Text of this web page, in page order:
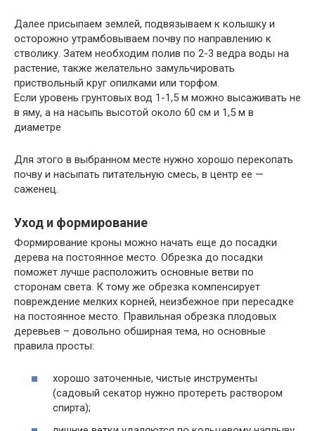
Далее присыпаем землей, подвязываем к колышку и
осторожно утрамбовываем почву по направлению к
стволику. Затем необходим полив по 2-3 ведра воды на
растение, также желательно замульчировать
приствольный круг опилками или торфом.
Если уровень грунтовых вод 1-1,5 м можно высаживать не
в яму, а на насыпь высотой около 60 см и 1,5 м в
диаметре
Для этого в выбранном месте нужно хорошо перекопать
почву и насыпать питательную смесь, в центр ее —
саженец.
Уход и формирование
Формирование кроны можно начать еще до посадки
дерева на постоянное место. Обрезка до посадки
поможет лучше расположить основные ветви по
сторонам света. К тому же обрезка компенсирует
повреждение мелких корней, неизбежное при пересадке
на постоянное место. Правильная обрезка плодовых
деревьев – довольно обширная тема, но основные
правила просты:
хорошо заточенные, чистые инструменты
(садовый секатор нужно протереть раствором
спирта);